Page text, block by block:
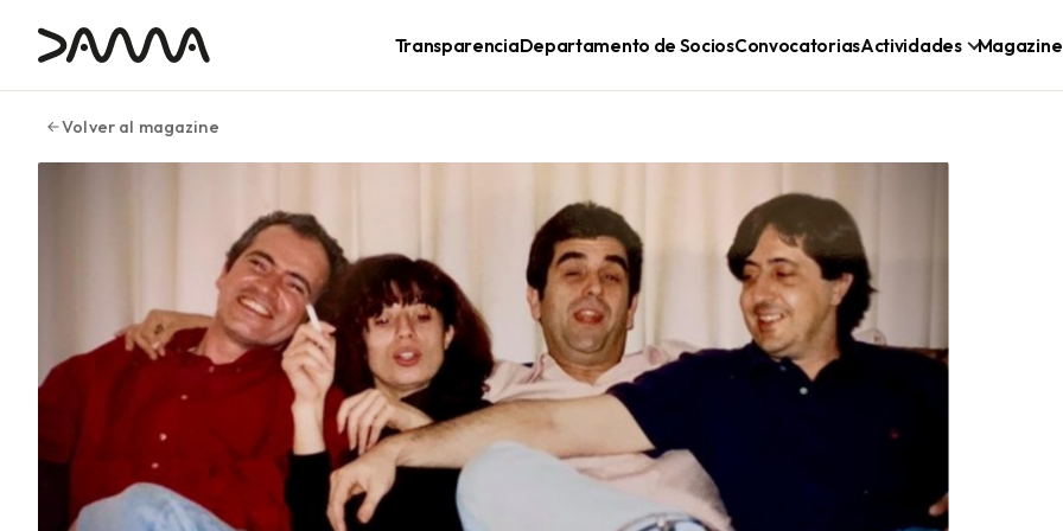
TransparenciaDepartamento de SociosConvocatoriasActividades Magazine
Volver al magazine